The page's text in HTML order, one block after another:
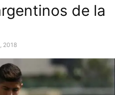
de la
2018